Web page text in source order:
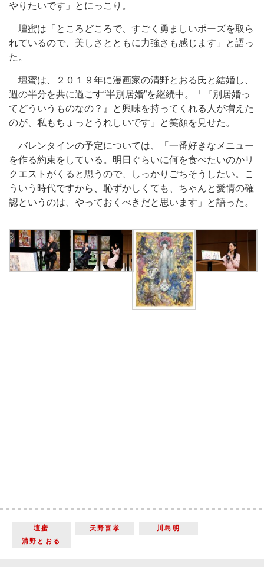
やりたいです」とにっこり。
壇蜜は「ところどころで、すごく勇ましいポーズを取ら
れているので、美しさとともに力強さも感じます」と語っ
た。
壇蜜は、２０１９年に漫画家の清野とおる氏と結婚し、
週の半分を共に過ごす“半別居婚”を継続中。「『別居婚っ
てどういうものなの？』と興味を持ってくれる人が増えた
のが、私もちょっとうれしいです」と笑顔を見せた。
バレンタインの予定については、「一番好きなメニュー
を作る約束をしている。明日ぐらいに何を食べたいのかリ
クエストがくると思うので、しっかりごちそうしたい。こ
ういう時代ですから、恥ずかしくても、ちゃんと愛情の確
認というのは、やっておくべきだと思います」と語った。
壇蜜 天野喜孝
川島明
清野とおる